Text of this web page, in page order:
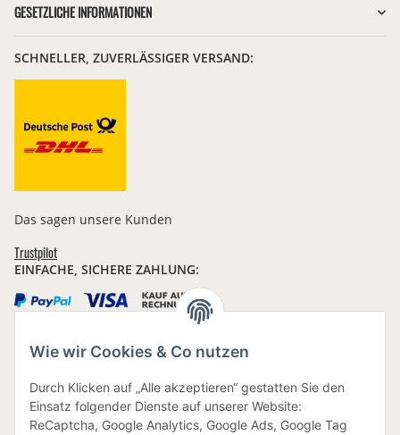
Wie wir Cookies & Co nutzen
Durch Klicken auf „Alle akzeptieren“ gestatten Sie den
Einsatz folgender Dienste auf unserer Website:
ReCaptcha, Google Analytics, Google Ads, Google Tag
GESETZLICHE INFORMATIONEN
SCHNELLER, ZUVERLÄSSIGER VERSAND:
Das sagen unsere Kunden
Trustpilot
EINFACHE, SICHERE ZAHLUNG: